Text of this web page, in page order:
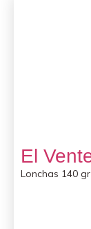
El
Lonchas 140 gr